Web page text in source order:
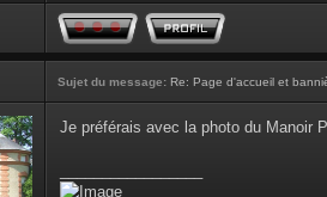
Sujet du message: Re: Page d'accueil et
Je préférais avec la photo du Manoir